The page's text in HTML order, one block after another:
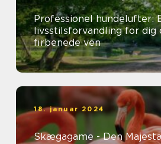
Professionel hundelufter:
livsstilsforvandling for dig
firbenede ven
18. januar 2024
Skægagame - Den